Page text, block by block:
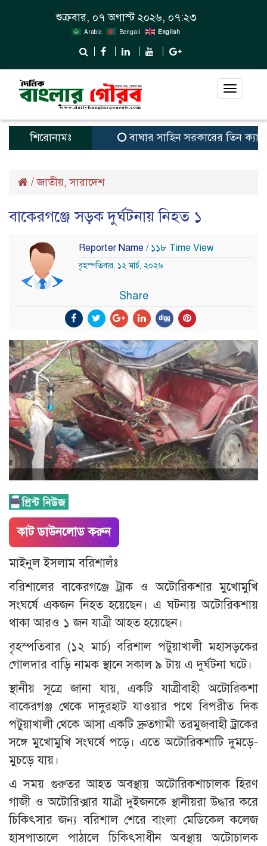
শুক্রবার, ০৭ অগাস্ট ২০২৬, ০৭:২৩
Arabic Bengali English
Toggle
শিরোনামঃ বাঘার সাহিন সরকারের তিন
/জাতীয়,সারাদেশ
বাকেরগঞ্জে সড়ক দুর্ঘটনায় নিহত ১
Reporter Name / ১১৮ Time View
বৃহস্পতিবার, ১২ মার্চ, ২০২৬
Share
কাট ডাউনলোড করুন
মাইনুল ইসলাম বরিশালঁঃ
বরিশালের বাকেরগঞ্জে ট্রাক ও অটোরিকশার মুখোমুখি
সংঘর্ষে একজন নিহত হয়েছেন। এ ঘটনায় অটোরিকশায়
থাকা আরও ১ জন যাত্রী আহত হয়েছেন।
বৃহস্পতিবার (১২ মার্চ) বরিশাল পটুয়াখালী মহাসড়কের
গোলদার বাড়ি নামক স্থানে সকাল ৯ টায় এ দুর্ঘটনা ঘটে।
স্থানীয় সূত্রে জানা যায়, একটি যাত্রীবাহী অটোরিকশা
বাকেরগঞ্জ থেকে দাদুরহাট যাওয়ার পথে বিপরীত দিক
পটুয়াখালী থেকে আসা একটি দ্রুতগামী তরমুজবাহী ট্রাকের
সঙ্গে মুখোমুখি সংঘর্ষে পড়ে। এতে অটোরিকশাটি দুমড়ে-
মুচড়ে যায়।
এ সময় গুরুতর আহত অবস্থায় অটোরিকশাচালক হিরণ
গাজী ও অটোরিক্সার যাত্রী দুইজনকে স্থানীয়রা উদ্ধার করে
চিকিৎসার জন্য বরিশাল শেরে বাংলা মেডিকেল কলেজ
হাসপাতালে পাঠালে চিকিৎসাধীন অবস্থায় অটোচালক